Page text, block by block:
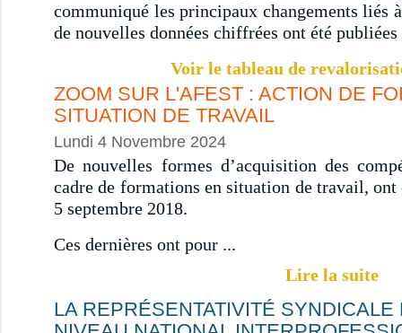
communiqué les principaux changements liés
de nouvelles données chiffrées ont été publiées
Voir le tableau de
ZOOM SUR L'AFEST : ACTION DE
SITUATION DE TRAVAIL
Lundi 4 Novembre 2024
De nouvelles formes d’acquisition des
cadre de formations en situation de travail,
5 septembre 2018.
Ces dernières ont pour ...
Lire la suite
LA REPRÉSENTATIVITÉ SYNDICALE